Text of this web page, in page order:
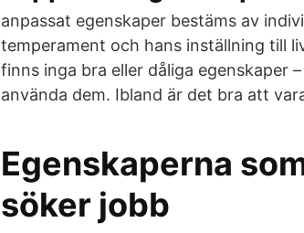
anpassat egenskaper bestäms av
temperament och hans inställning till
finns inga bra eller dåliga egenskaper
använda dem. Ibland är det bra att
Egenskaperna
söker jobb